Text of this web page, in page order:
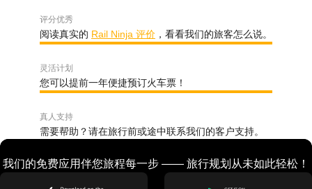
评分优秀
阅读真实的 Rail Ninja 评价 ，看看我们的旅客怎么说。
灵活计划
您可以提前一年便捷预订火车票！
真人支持
需要帮助？请在旅行前或途中联系我们的客户支持。
我们的免费应用伴您旅程每一步 —— 旅行规划从未如此轻松！